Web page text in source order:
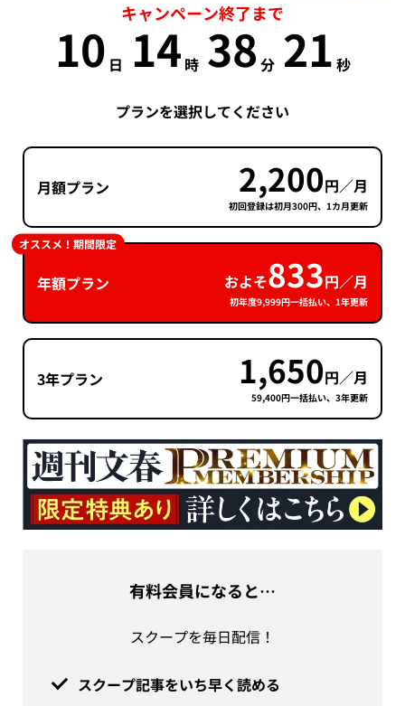
キャンペーン終了まで
10 日 14 時 38 分 20 秒
プランを選択してください
月額プラン 2,200円／月
初回登録は初月300円、1カ月更新
年額プラン およそ833円／月
初年度9,999円一括払い、1年更新
オススメ！期間限定
3年プラン 1,650円／月
59,400円一括払い、3年更新
有料会員になると…
スクープを毎日配信！
スクープ記事をいち早く読める